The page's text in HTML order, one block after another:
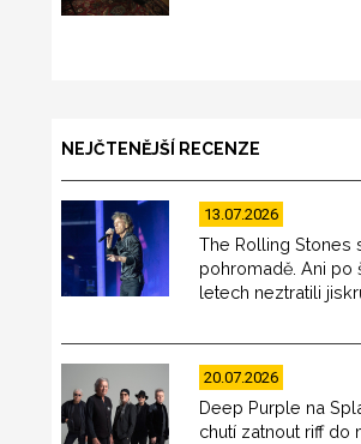
NEJČTENĚJŠÍ RECENZE
13.07.2026
The Rolling Stones
pohromadě. Ani po
letech neztratili
20.07.2026
Deep Purple na
chutí zatnout riff do